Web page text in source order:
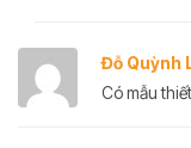
Đỗ Quỳnh
Có mẫu